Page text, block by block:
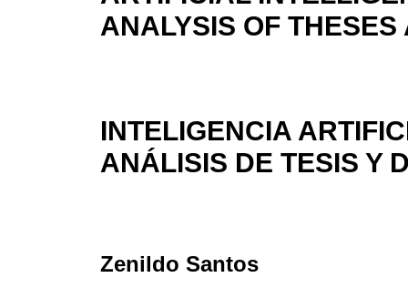
ANALYSIS OF
INTELIGENCIA
ANÁLISIS DE TESIS Y
Zenildo Santos